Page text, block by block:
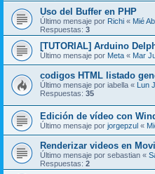
Uso del Buffer en PHP
Último mensaje por Richi « Mié
Respuestas: 3
[TUTORIAL] Arduino
Último mensaje por Meta « Mar
codigos HTML listado
Último mensaje por iabella « Lun
Respuestas: 35
Edición de vídeo con
Último mensaje por jorgepzul «
Renderizar videos en
Último mensaje por sebastian «
Respuestas: 2